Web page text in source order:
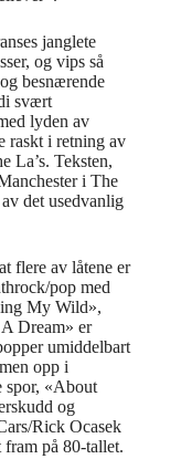
janglete
og vips så
besnærende
svært
lyden av
raskt i retning av
La’s. Teksten,
i The
det usedvanlig
flere av låtene er
pop med
My Wild»,
Dream» er
umiddelbart
opp i
spor, «About
og
Rick Ocasek
på 80-tallet.